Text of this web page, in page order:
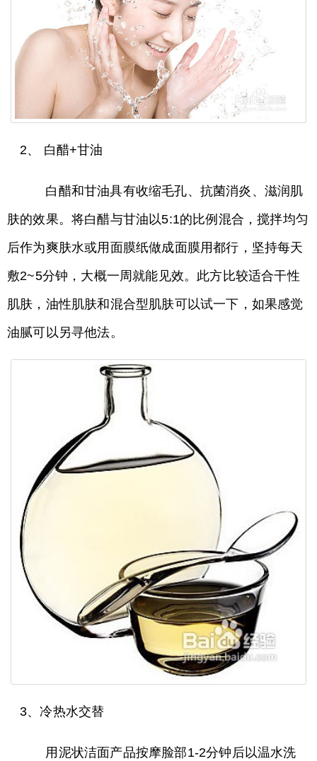
2、 白醋+甘油
白醋和甘油具有收缩毛孔、抗菌消炎、滋润肌
肤的效果。将白醋与甘油以5:1的比例混合，搅拌均匀
后作为爽肤水或用面膜纸做成面膜用都行，坚持每天
敷2~5分钟，大概一周就能见效。此方比较适合干性
肌肤，油性肌肤和混合型肌肤可以试一下，如果感觉
油腻可以另寻他法。
3、冷热水交替
用泥状洁面产品按摩脸部1-2分钟后以温水洗